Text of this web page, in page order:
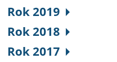
Rok 2019
Rok 2018
Rok 2017